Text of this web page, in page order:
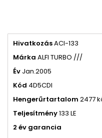
HivatkozásACI-133
Márka ALFI TURBO ///
Év Jan.2005
Kód 4D5CDI
Hengerűrtartalom 2477
Teljesítmény133 LE
2 év garancia